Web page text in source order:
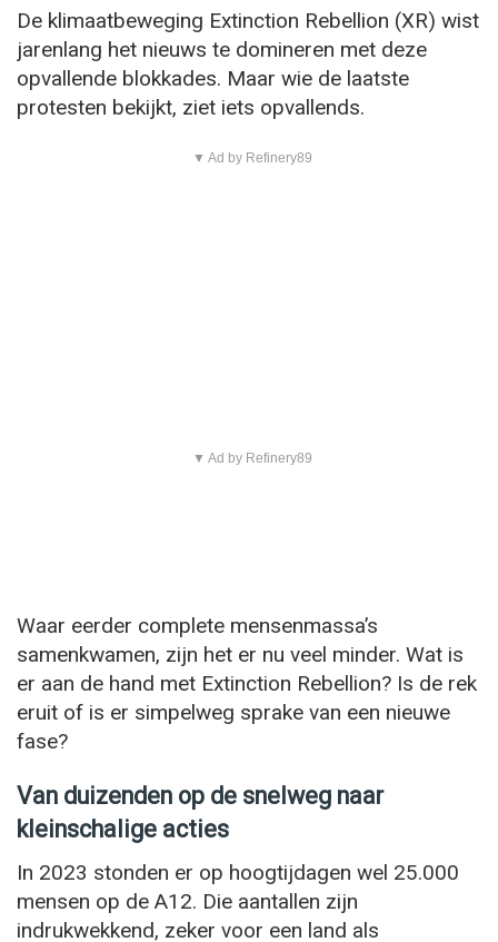
De klimaatbeweging Extinction Rebellion (XR) wist
jarenlang het nieuws te domineren met deze
opvallende blokkades. Maar wie de laatste
protesten bekijkt, ziet iets opvallends.
▼ Ad by Refinery89
▼ Ad by Refinery89
Waar eerder complete mensenmassa’s
samenkwamen, zijn het er nu veel minder. Wat is
er aan de hand met Extinction Rebellion? Is de rek
eruit of is er simpelweg sprake van een nieuwe
fase?
Van duizenden op de snelweg naar
kleinschalige acties
In 2023 stonden er op hoogtijdagen wel 25.000
mensen op de A12. Die aantallen zijn
indrukwekkend, zeker voor een land als